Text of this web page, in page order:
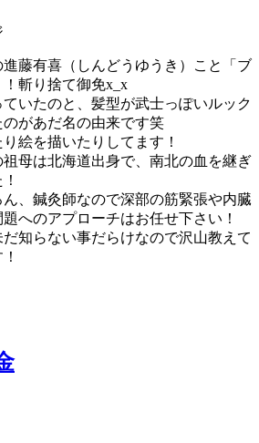
藤有喜（しんどうゆうき）こと「ブ
斬り捨て御免x_x
いたのと、髪型が武士っぽいルック
があだ名の由来です笑
絵を描いたりしてます！
母は北海道出身で、南北の血を継ぎ
、鍼灸師なので深部の筋緊張や内臓
へのアプローチはお任せ下さい！
知らない事だらけなので沢山教えて